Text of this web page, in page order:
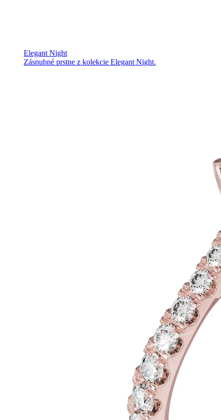
Elegant Night
Zásnubné prstne z kolekcie Elegant Night.